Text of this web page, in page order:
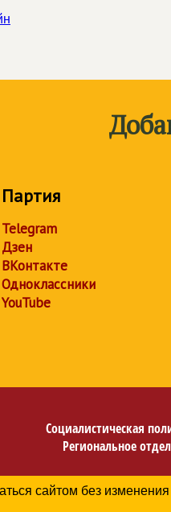
Партия
Telegram
Дзен
ВКонтакте
Одноклассники
YouTube
Социалистическая
Региональное
Политика в
сайтом без